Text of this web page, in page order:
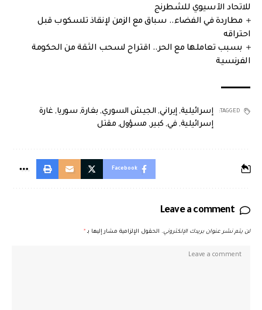
للاتحاد الآسيوي للشطرنج
مطاردة في الفضاء.. سباق مع الزمن لإنقاذ تلسكوب قبل
احتراقه
بسبب تعاملها مع الحر.. اقتراح لسحب الثقة من الحكومة
الفرنسية
TAGGED: إسرائيلية, إيراني, الجيش السوري, بغارة, سوريا, غارة
إسرائيلية, في, كبير , مسؤول, مقتل
Facebook
Leave a comment
لن يتم نشر عنوان بريدك الإلكتروني. الحقول الإلزامية مشار إليها بـ *